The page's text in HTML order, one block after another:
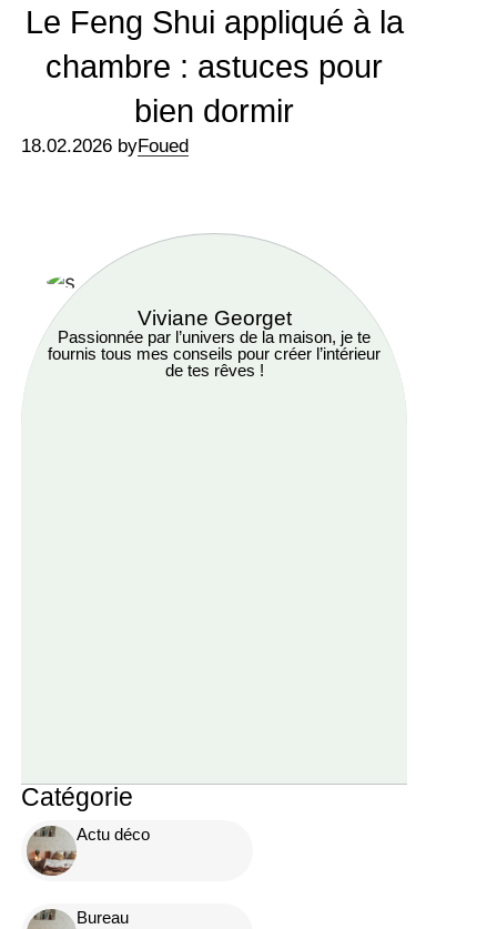
Le Feng Shui appliqué à la
chambre : astuces pour
bien dormir
18.02.2026 byFoued
Viviane Georget
Passionnée par l’univers de la maison, je te
fournis tous mes conseils pour créer l’intérieur
de tes rêves !
Catégorie
Actu déco
Bureau